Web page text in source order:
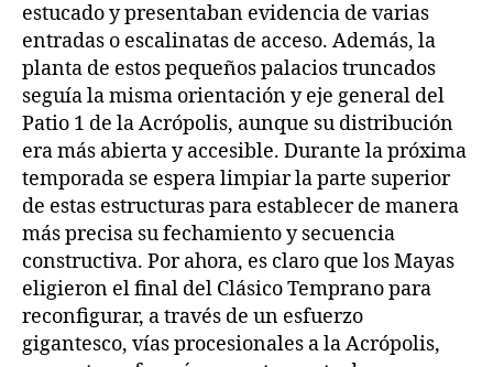
estucado y presentaban evidencia de varias
entradas o escalinatas de acceso. Además, la
planta de estos pequeños palacios truncados
seguía la misma orientación y eje general del
Patio 1 de la Acrópolis, aunque su distribución
era más abierta y accesible. Durante la próxima
temporada se espera limpiar la parte superior
de estas estructuras para establecer de manera
más precisa su fechamiento y secuencia
constructiva. Por ahora, es claro que los Mayas
eligieron el final del Clásico Temprano para
reconfigurar, a través de un esfuerzo
gigantesco, vías procesionales a la Acrópolis,